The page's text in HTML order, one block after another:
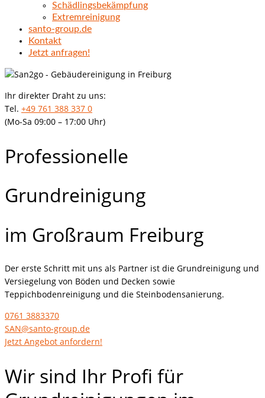
Schädlingsbekämpfung
Extremreinigung
santo-group.de
Kontakt
Jetzt anfragen!
Ihr direkter Draht zu uns:
Tel. +49 761 388 337 0
(Mo-Sa 09:00 – 17:00 Uhr)
Professionelle
Grundreinigung
im Großraum Freiburg
Der erste Schritt mit uns als Partner ist die Grundreinigung und
Versiegelung von Böden und Decken sowie
Teppichbodenreinigung und die Steinbodensanierung.
0761 3883370
SAN@santo-group.de
Jetzt Angebot anfordern!
Wir sind Ihr Profi für